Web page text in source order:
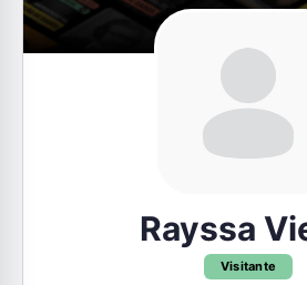
Rayssa
Visitante